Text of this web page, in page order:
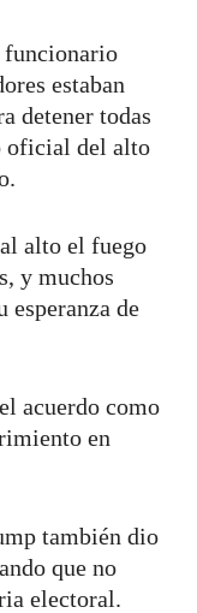
funcionario
estaban
detener todas
oficial del alto
alto el fuego
y muchos
esperanza de
acuerdo como
en
también dio
que no
electoral.